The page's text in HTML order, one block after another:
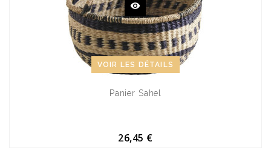
VOIR LES DÉTAILS
Panier Sahel
26,45 €